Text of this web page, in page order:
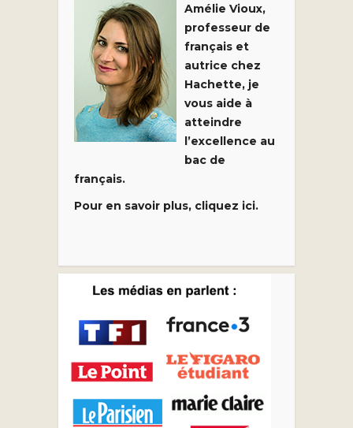
Amélie Vioux,
professeur de
français et
autrice chez
Hachette, je
vous aide à
atteindre
l’excellence au
bac de
français.
Pour en savoir plus, cliquez ici.